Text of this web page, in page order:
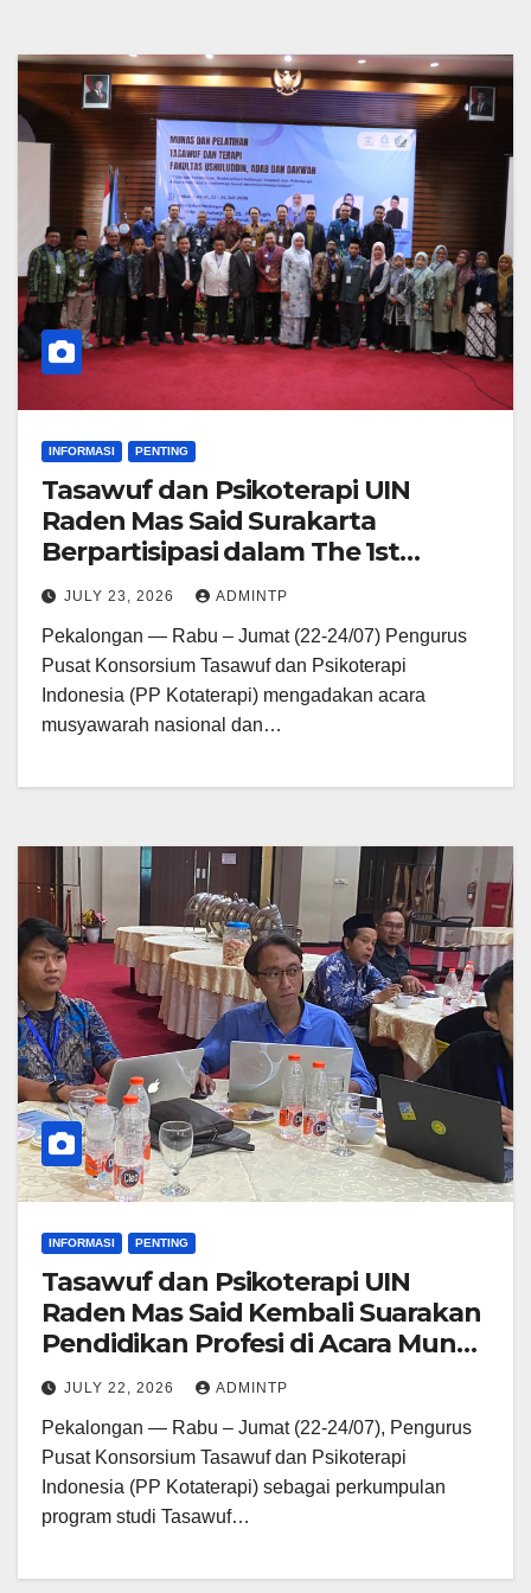
INFORMASI PENTING
Tasawuf dan Psikoterapi UIN
Raden Mas Said Surakarta
Berpartisipasi dalam The 1st
International Conference on
Sufism and Psychotherapy (ICSP)
2026
JULY 23, 2026 ADMINTP
Pekalongan — Rabu – Jumat (22-24/07) Pengurus
Pusat Konsorsium Tasawuf dan Psikoterapi
Indonesia (PP Kotaterapi) mengadakan acara
musyawarah nasional dan…
INFORMASI PENTING
Tasawuf dan Psikoterapi UIN
Raden Mas Said Kembali Suarakan
Pendidikan Profesi di Acara Munas
III Kotaterapi
JULY 22, 2026 ADMINTP
Pekalongan — Rabu – Jumat (22-24/07), Pengurus
Pusat Konsorsium Tasawuf dan Psikoterapi
Indonesia (PP Kotaterapi) sebagai perkumpulan
program studi Tasawuf…